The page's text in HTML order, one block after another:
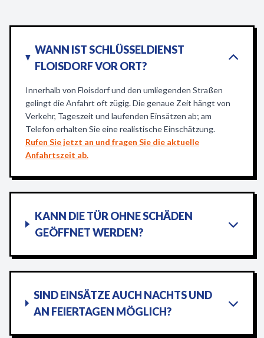
WANN IST SCHLÜSSELDIENST
FLOISDORF VOR ORT?
Innerhalb von Floisdorf und den umliegenden Straßen
gelingt die Anfahrt oft zügig. Die genaue Zeit hängt von
Verkehr, Tageszeit und laufenden Einsätzen ab; am
Telefon erhalten Sie eine realistische Einschätzung.
Rufen Sie jetzt an und fragen Sie die aktuelle
Anfahrtszeit ab.
KANN DIE TÜR OHNE SCHÄDEN
GEÖFFNET WERDEN?
SIND EINSÄTZE AUCH NACHTS UND
AN FEIERTAGEN MÖGLICH?